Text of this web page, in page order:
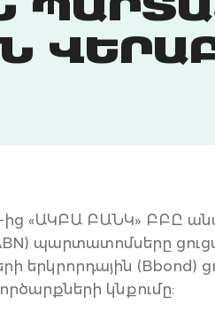
ից «ԱԿԲԱ ԲԱՆԿ» ԲԲԸ
պարտատոմսերը
(Bbond)
կնքումը: